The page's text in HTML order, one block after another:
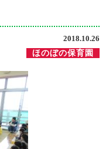
2018.10.26
ほのぼの保育園